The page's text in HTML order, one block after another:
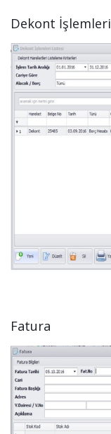
Dekont İşlemleri
Fatura